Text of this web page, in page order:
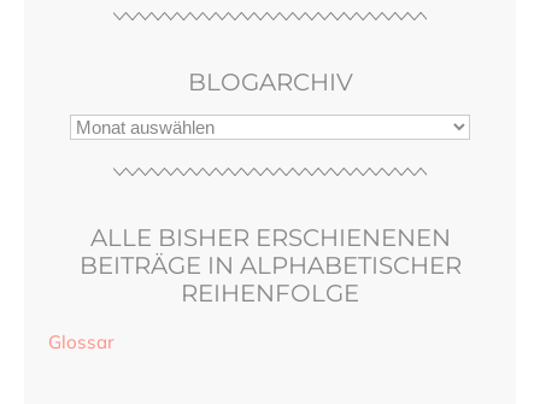
BLOGARCHIV
ALLE BISHER ERSCHIENENEN
BEITRÄGE IN ALPHABETISCHER
REIHENFOLGE
Glossar